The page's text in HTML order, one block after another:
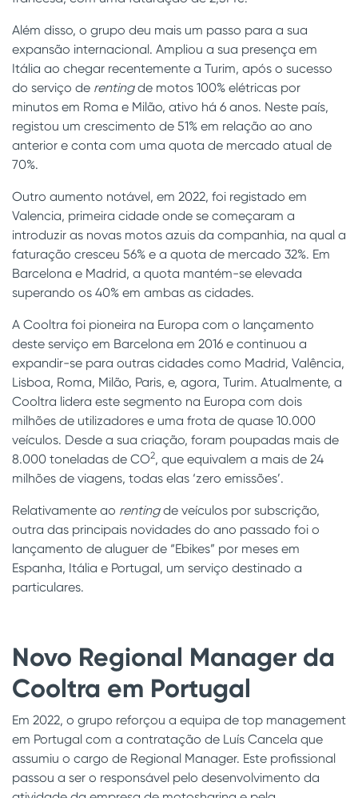
Além disso, o grupo deu mais um passo para a sua
expansão internacional. Ampliou a sua presença em
Itália ao chegar recentemente a Turim, após o sucesso
do serviço de rentingde motos 100% elétricas por
minutos em Roma e Milão, ativo há 6 anos. Neste país,
registou um crescimento de 51% em relação ao ano
anterior e conta com uma quota de mercado atual de
70%.
Outro aumento notável, em 2022, foi registado em
Valencia, primeira cidade onde se começaram a
introduzir as novas motos azuis da companhia, na qual a
faturação cresceu 56% e a quota de mercado 32%. Em
Barcelona e Madrid, a quota mantém-se elevada
superando os 40% em ambas as cidades.
A Cooltra foi pioneira na Europa com o lançamento
deste serviço em Barcelona em 2016 e continuou a
expandir-se para outras cidades como Madrid, Valência,
Lisboa, Roma, Milão, Paris, e, agora, Turim. Atualmente, a
Cooltra lidera este segmento na Europa com dois
milhões de utilizadores e uma frota de quase 10.000
veículos. Desde a sua criação, foram poupadas mais de
8.000 toneladas de CO2, que equivalem a mais de 24
milhões de viagens, todas elas ‘zero emissões’.
Relativamente ao rentingde veículos por subscrição,
outra das principais novidades do ano passado foi o
lançamento de aluguer de “Ebikes” por meses em
Espanha, Itália e Portugal, um serviço destinado a
particulares.
Novo Regional Manager da
Cooltra em Portugal
Em 2022, o grupo reforçou a equipa de top management
em Portugal com a contratação de Luís Cancela que
assumiu o cargo de Regional Manager. Este profissional
passou a ser o responsável pelo desenvolvimento da